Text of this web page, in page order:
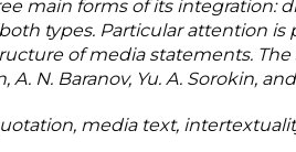
main forms of its integration:
types. Particular attention
of media statements.
A. N. Baranov, Yu. A. Sorokin,
media text,